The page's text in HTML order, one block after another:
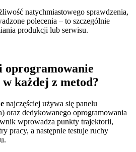
natychmiastowego sprawdzenia,
polecenia – to szczególnie
produkcji lub serwisu.
oprogramowanie
każdej z metod?
najczęściej używa się panelu
oraz dedykowanego oprogramowania
wprowadza punkty trajektorii,
pracy, a następnie testuje ruchy